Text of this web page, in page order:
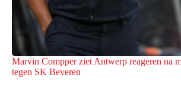
Marvin Compper ziet Antwerp reageren na
tegen SK Beveren